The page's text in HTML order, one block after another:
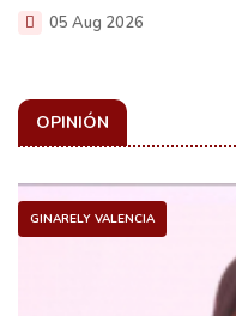
05 Aug 2026
OPINIÓN
GINARELY VALENCIA